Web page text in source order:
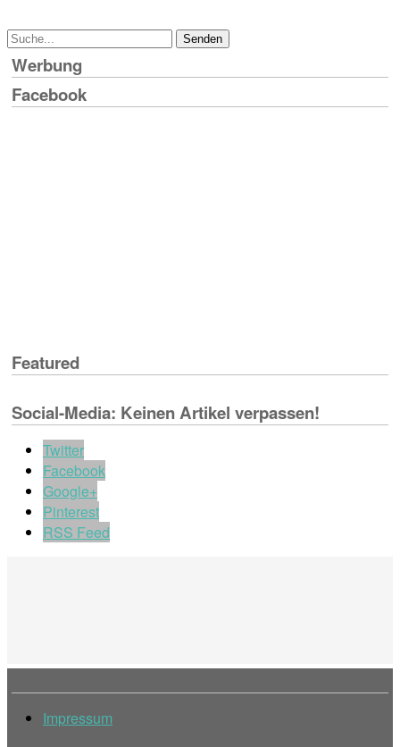
Werbung
Facebook
Featured
Social-Media: Keinen Artikel verpassen!
Twitter
Facebook
Google+
Pinterest
RSS Feed
Impressum